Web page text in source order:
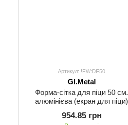
Артикул: !FW:DF50
GI.Metal
Форма-сітка для піци 50 см.
алюмінієва (екран для піци)
954.85 грн